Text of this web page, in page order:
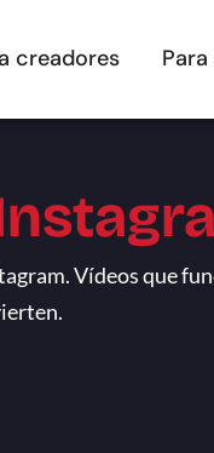
creadores
Vídeos que